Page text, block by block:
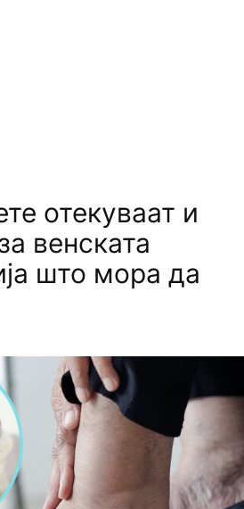
отекуваат и
венската
што мора да